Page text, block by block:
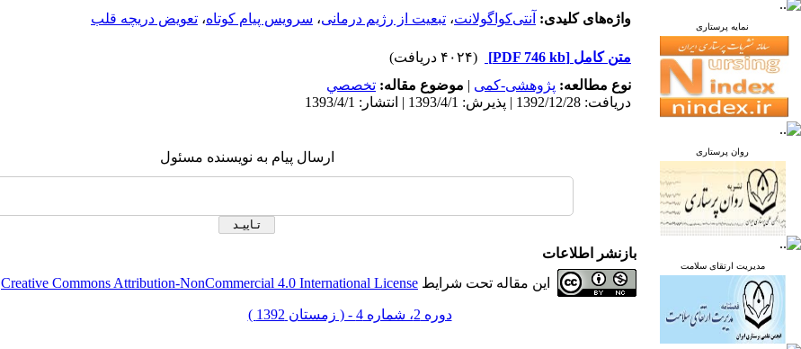
نمایه پرستاری
روان پرستاری
مدیریت ارتقای سلامت
واژه‌های کلیدی: آنتی‌کواگولانت، تبعیت از رژیم درمانی، سرویس پیام کوتاه، تعویض دریچه قلب
متن کامل [PDF 746 kb]
(۴۰۲۴ دریافت)
نوع مطالعه: پژوهشی-کمی | موضوع مقاله: تخصصي
دریافت: 1392/12/28 | پذیرش: 1393/4/1 | انتشار: 1393/4/1
ارسال پیام به نویسنده مسئول
بازنشر اطلاعات
این مقاله تحت شرایط Creative Commons Attribution-NonCommercial 4.0 International License
دوره 2، شماره 4 - ( زمستان 1392 )